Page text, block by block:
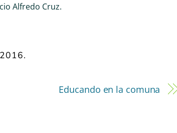
Alfredo Cruz.
Educando en la comuna